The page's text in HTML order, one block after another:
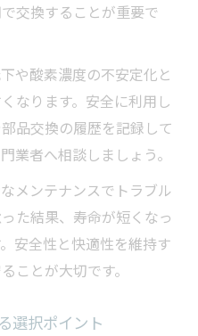
交換することが重要で
や酸素濃度の不安定化と
なります。安全に利用し
品交換の履歴を記録して
業者へ相談しましょう。
メンテナンスでトラブル
た結果、寿命が短くなっ
安全性と快適性を維持す
ことが大切です。
選択ポイント